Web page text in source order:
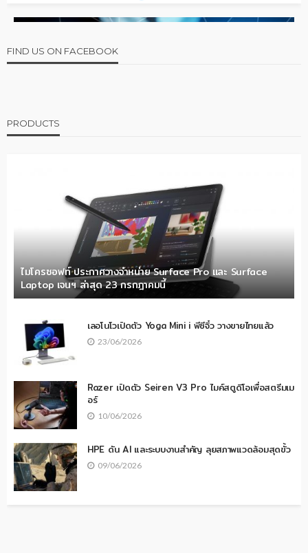
FIND US ON FACEBOOK
PRODUCTS
ไมโครซอฟท์ ประกาศวางจำหน่าย Surface Pro และ Surface
Laptop เจนฯ ล่าสุด 23 กรกฎาคมนี้
เลอโนโวเปิดตัว Yoga Mini i พีซีจิ๋ว วางขายไทยแล้ว
23/06/2026
Razer เปิดตัว Seiren V3 Pro ไมค์สตูดิโอเพื่อสตรีมเม
อร์
10/06/2026
HPE ดัน AI และระบบงานสำคัญ ลุยสภาพแวดล้อมสุดขั้ว
09/06/2026